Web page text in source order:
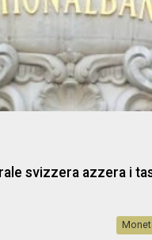
svizzera azzera i